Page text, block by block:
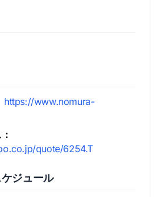
https://www.nomura-
quote/6254.T
ジュール